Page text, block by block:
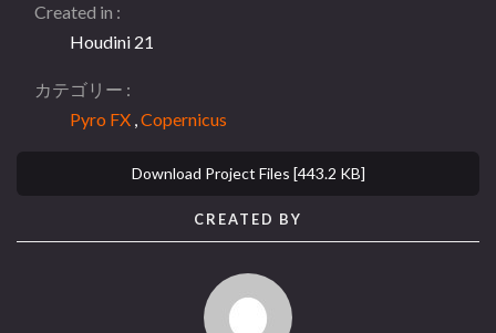
Created in
Houdini 21
カテゴリー
Pyro FX ,Copernicus
Download Project Files [443.2 KB]
CREATED BY